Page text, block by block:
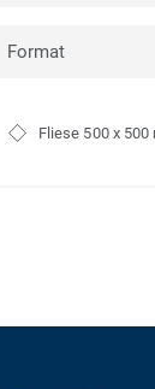
Format
Fliese 500 x 500